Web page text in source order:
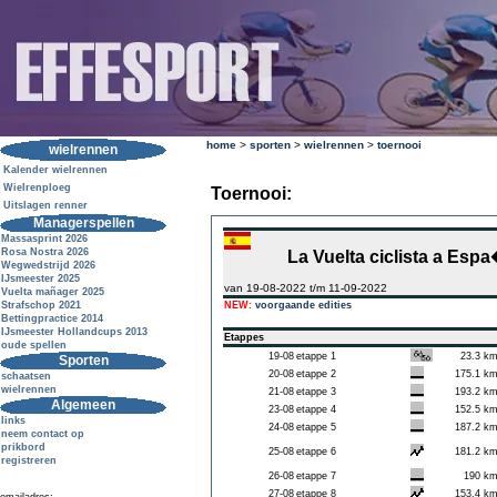
wielrennen
Kalender wielrennen
Wielrenploeg
Uitslagen renner
Managerspellen
Massasprint 2026
Rosa Nostra 2026
Wegwedstrijd 2026
IJsmeester 2025
Vuelta mañager 2025
Strafschop 2021
Bettingpractice 2014
IJsmeester Hollandcups 2013
oude spellen
Sporten
schaatsen
wielrennen
Algemeen
links
neem contact op
prikbord
registreren
home > sporten > wielrennen > toernooi
Toernooi:
La Vuelta ciclista a
van 19-08-2022 t/m 11-09-2022
NEW: voorgaande edities
Etappes
19-08 etappe 1
23.3 km
20-08 etappe 2
175.1 km
21-08 etappe 3
193.2 km
23-08 etappe 4
152.5 km
24-08 etappe 5 187.2 km
25-08 etappe 6 181.2 km
26-08 etappe 7
190 km
27-08 etappe 8
153.4 km